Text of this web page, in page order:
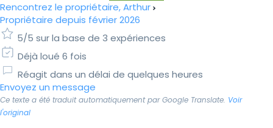
Rencontrez le propriétaire, Arthur
Propriétaire depuis février 2026
5/5 sur la base de 3 expériences
Déjà loué 6 fois
Réagit dans un délai de quelques heures
Envoyez un message
Ce texte a été traduit automatiquement par Google Translate. Voir
l'original